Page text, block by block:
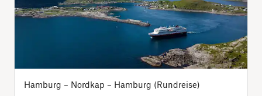
Hamburg – Nordkap – Hamburg (Rundreise)